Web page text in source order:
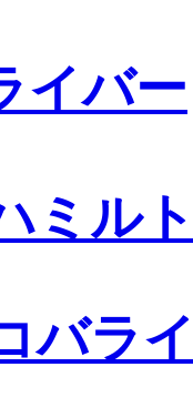
イバー
ミル
バラ